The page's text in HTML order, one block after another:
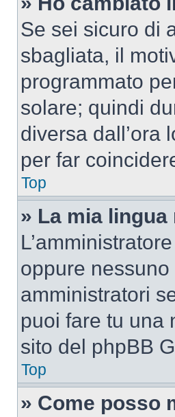
Se sei sicuro di
sbagliata, il
programmato
solare; quindi
diversa dall’ora
per far
Top
» La mia
oppure
amministratori
puoi fare tu una
sito del phpBB
Top
» Come posso